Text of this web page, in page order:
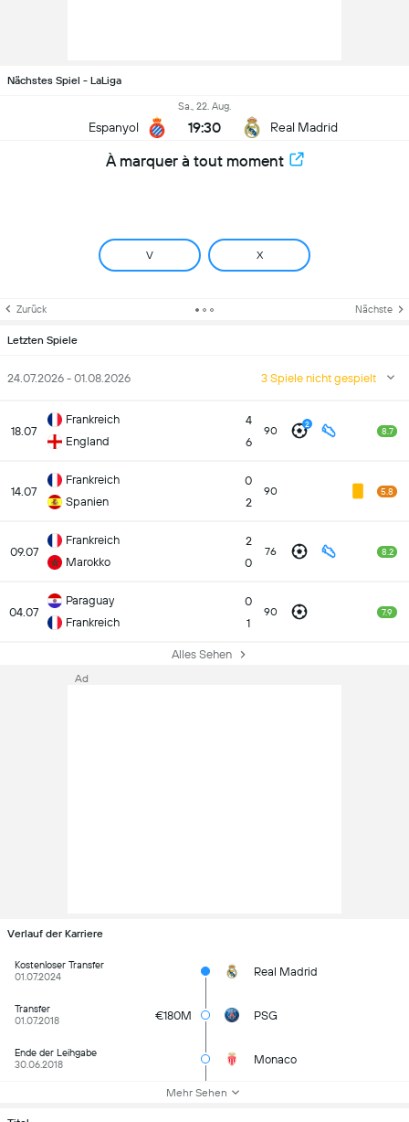
Nächstes Spiel - LaLiga
Espanyol
Sa., 22. Aug.
19:30 Real Madrid
À marquer à tout moment
V X
Zurück Nächste
Letzten Spiele
24.07.2026 - 01.08.2026 3 Spiele nicht gespielt
18.07
Frankreich
England
4
6
90 2
8.7
14.07
Frankreich
Spanien
0
2
90 5.8
09.07
Frankreich
Marokko
2
0
76 8.2
04.07
Paraguay
Frankreich
0
1
90 7.9
Alles Sehen
Verlauf der Karriere
Kostenloser Transfer
01.07.2024
Real Madrid
Transfer
01.07.2018
€180M PSG
Ende der Leihgabe
30.06.2018
Monaco
Mehr Sehen
Ad